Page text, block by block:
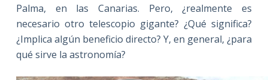
Palma, en las Canarias. Pero, ¿realmente es
necesario otro telescopio gigante? ¿Qué significa?
¿Implica algún beneficio directo? Y, en general, ¿para
qué sirve la astronomía?